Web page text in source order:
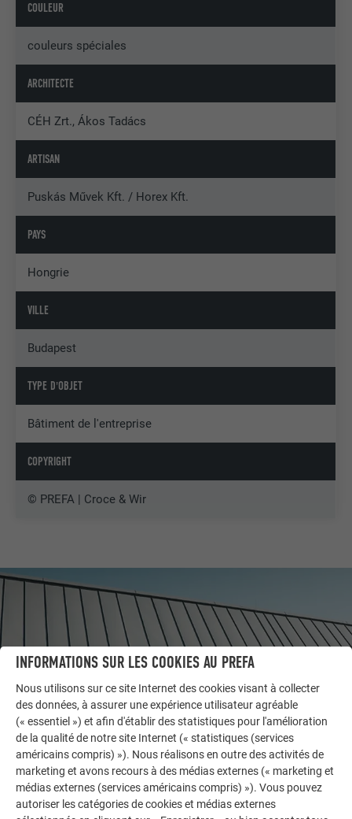
COULEUR
couleurs spéciales
ARCHITECTE
CÉH Zrt., Ákos Tadács
ARTISAN
Puskás Művek Kft. / Horex Kft.
PAYS
Hongrie
VILLE
Budapest
TYPE D'OBJET
Bâtiment de l'entreprise
COPYRIGHT
© PREFA | Croce & Wir
LAISSEZ-VOUS INSPIRER
AUTRES BÂTIMENTS
INFORMATIONS SUR LES COOKIES AU PREFA
Nous utilisons sur ce site Internet des cookies visant à collecter
des données, à assurer une expérience utilisateur agréable
(« essentiel ») et afin d'établir des statistiques pour l'amélioration
de la qualité de notre site Internet (« statistiques (services
américains compris) »). Nous réalisons en outre des activités de
marketing et avons recours à des médias externes (« marketing et
médias externes (services américains compris) »). Vous pouvez
autoriser les catégories de cookies et médias externes